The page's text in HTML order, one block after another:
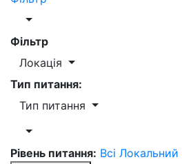
Фільтр
Локація
Тип питання:
Тип питання
Рівень питання: Всі Локальний